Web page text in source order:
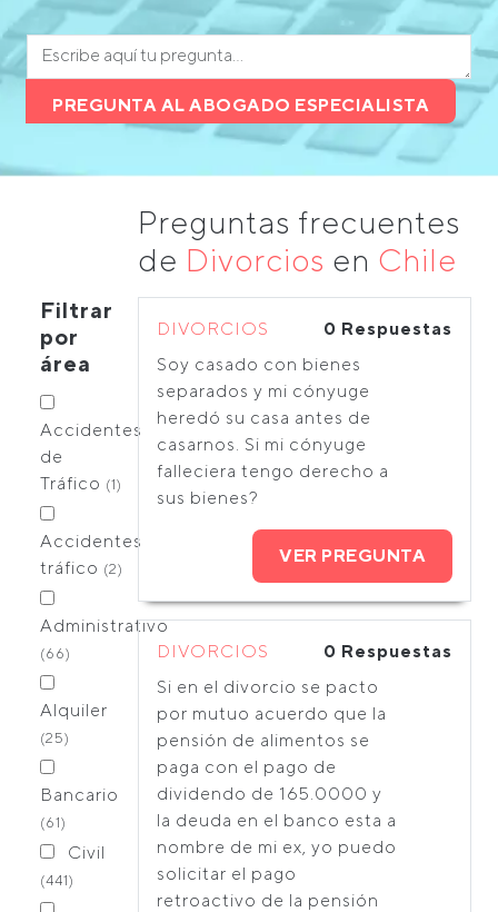
PREGUNTA AL ABOGADO ESPECIALISTA
Preguntas frecuentes
de Divorcios en Chile
Filtrar
por
área
Accidentes
de
Tráfico (1)
Accidentes
tráfico (2)
Administrativo
(66)
Alquiler
(25)
Bancario
(61)
Civil
(441)
DIVORCIOS
0 Respuestas
Soy casado con bienes
separados y mi cónyuge
heredó su casa antes de
casarnos. Si mi cónyuge
falleciera tengo derecho a
sus bienes?
VER PREGUNTA
DIVORCIOS
0 Respuestas
Si en el divorcio se pacto
por mutuo acuerdo que la
pensión de alimentos se
paga con el pago de
dividendo de 165.0000 y
la deuda en el banco esta a
nombre de mi ex, yo puedo
solicitar el pago
retroactivo de la pensión